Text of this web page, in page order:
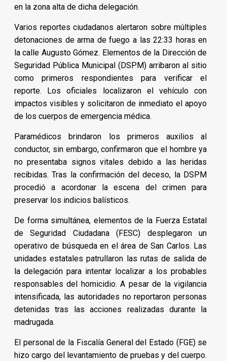
en la zona alta de dicha delegación.
Varios reportes ciudadanos alertaron sobre múltiples
detonaciones de arma de fuego a las 22:33 horas en
la calle Augusto Gómez. Elementos de la Dirección de
Seguridad Pública Municipal (DSPM) arribaron al sitio
como primeros respondientes para verificar el
reporte. Los oficiales localizaron el vehículo con
impactos visibles y solicitaron de inmediato el apoyo
de los cuerpos de emergencia médica.
Paramédicos brindaron los primeros auxilios al
conductor, sin embargo, confirmaron que el hombre ya
no presentaba signos vitales debido a las heridas
recibidas. Tras la confirmación del deceso, la DSPM
procedió a acordonar la escena del crimen para
preservar los indicios balísticos.
De forma simultánea, elementos de la Fuerza Estatal
de Seguridad Ciudadana (FESC) desplegaron un
operativo de búsqueda en el área de San Carlos. Las
unidades estatales patrullaron las rutas de salida de
la delegación para intentar localizar a los probables
responsables del homicidio. A pesar de la vigilancia
intensificada, las autoridades no reportaron personas
detenidas tras las acciones realizadas durante la
madrugada.
El personal de la Fiscalía General del Estado (FGE) se
hizo cargo del levantamiento de pruebas y del cuerpo.